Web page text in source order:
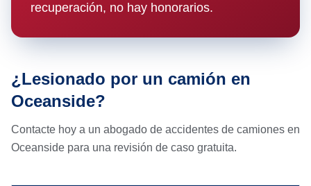
recuperación, no hay honorarios.
¿Lesionado por un camión en
Oceanside?
Contacte hoy a un abogado de accidentes de camiones en
Oceanside para una revisión de caso gratuita.